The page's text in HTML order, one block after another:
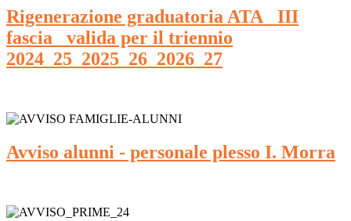
Rigenerazione graduatoria ATA_ III
fascia_ valida per il triennio
2024_25_2025_26_2026_27
Avviso alunni - personale plesso I. Morra